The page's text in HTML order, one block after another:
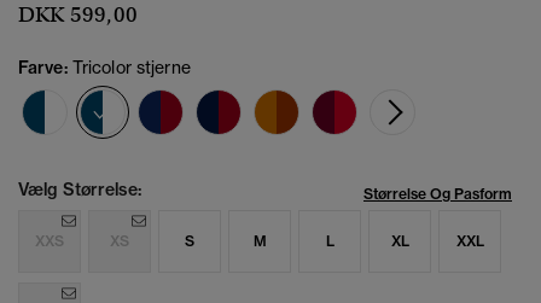
DKK 599,00
Farve: Tricolor stjerne
valgt
Vælg Størrelse: Størrelse Og Pasform
XXS XS S M L XL XXL